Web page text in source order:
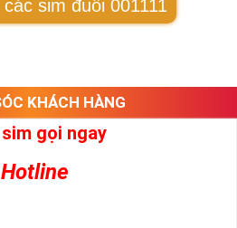
sim đuôi 001111
KHÁCH HÀNG
gọi ngay
Hotline